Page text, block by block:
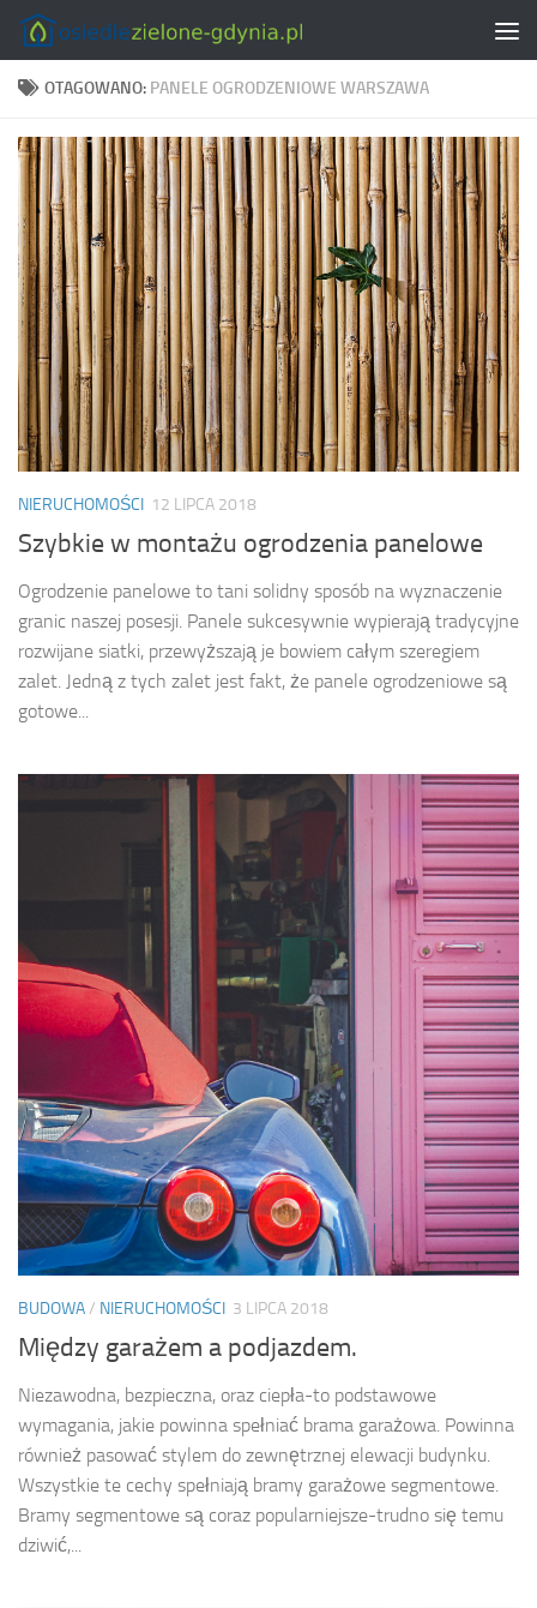
Skip to content
OTAGOWANO: PANELE OGRODZENIOWE WARSZAWA
NIERUCHOMOŚCI 12 LIPCA 2018
Szybkie w montażu ogrodzenia panelowe
Ogrodzenie panelowe to tani solidny sposób na wyznaczenie
granic naszej posesji. Panele sukcesywnie wypierają tradycyjne
rozwijane siatki, przewyższają je bowiem całym szeregiem
zalet. Jedną z tych zalet jest fakt, że panele ogrodzeniowe są
gotowe...
BUDOWA/ NIERUCHOMOŚCI 3 LIPCA 2018
Między garażem a podjazdem.
Niezawodna, bezpieczna, oraz ciepła-to podstawowe
wymagania, jakie powinna spełniać brama garażowa. Powinna
również pasować stylem do zewnętrznej elewacji budynku.
Wszystkie te cechy spełniają bramy garażowe segmentowe.
Bramy segmentowe są coraz popularniejsze-trudno się temu
dziwić,...